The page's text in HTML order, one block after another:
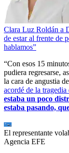
Clara Luz Roldán a
de estar al frente de
hablamos”
“Con esos 15
pudiera regresarse,
la cara de angustia
acordé de la tragedia
estaba un poco
estaba pasando,
El representante
Agencia EFE